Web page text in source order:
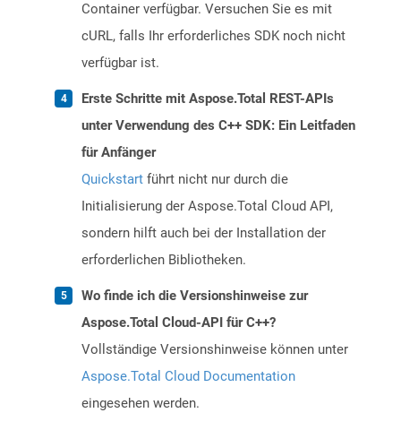
Container verfügbar. Versuchen Sie es mit
cURL, falls Ihr erforderliches SDK noch nicht
verfügbar ist.
Erste Schritte mit Aspose.Total REST-APIs
unter Verwendung des C++ SDK: Ein Leitfaden
für Anfänger
Quickstart führt nicht nur durch die
Initialisierung der Aspose.Total Cloud API,
sondern hilft auch bei der Installation der
erforderlichen Bibliotheken.
Wo finde ich die Versionshinweise zur
Aspose.Total Cloud-API für C++?
Vollständige Versionshinweise können unter
Aspose.Total Cloud Documentation
eingesehen werden.